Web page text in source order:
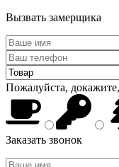
Вызвать замерщика
Пожалуйста,
Заказать звонок